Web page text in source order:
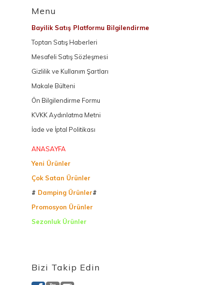
Menu
Bayilik Satış Platformu Bilgilendirme
Toptan Satış Haberleri
Mesafeli Satış Sözleşmesi
Gizlilik ve Kullanım Şartları
Makale Bülteni
Ön Bilgilendirme Formu
KVKK Aydınlatma Metni
İade ve İptal Politikası
ANASAYFA
Yeni Ürünler
Çok Satan Ürünler
# Damping Ürünler#
Promosyon Ürünler
Sezonluk Ürünler
Bizi Takip Edin